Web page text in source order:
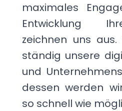
maximales
Entwicklung
zeichnen uns
ständig unsere
und
dessen werden
so schnell wie